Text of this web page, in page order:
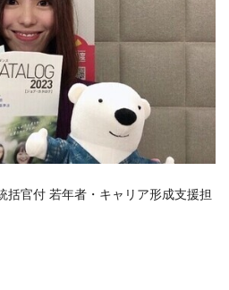
括官付 若年者・キャリア形成支援担